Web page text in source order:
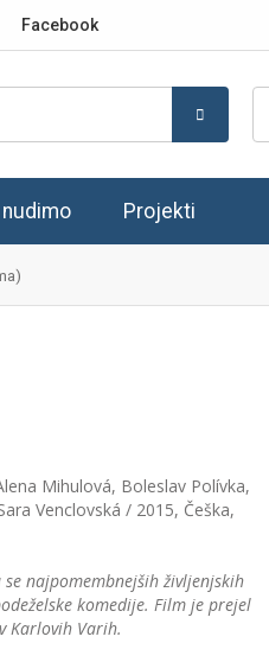
Facebook
nudimo Projekti
Mihulová, Boleslav Polívka,
Venclovská / 2015, Češka,
najpomembnejših življenjskih
komedije. Film je prejel
Karlovih Varih.